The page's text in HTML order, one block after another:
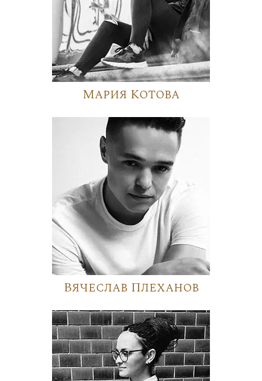
Мария Котова
Вячеслав Плеханов